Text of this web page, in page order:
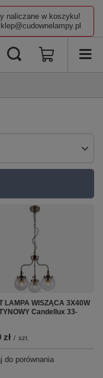
naliczane w koszyku!
LAMPA WISZĄCA 3X40W
Candellux 33-
zł / szt.
do porównania